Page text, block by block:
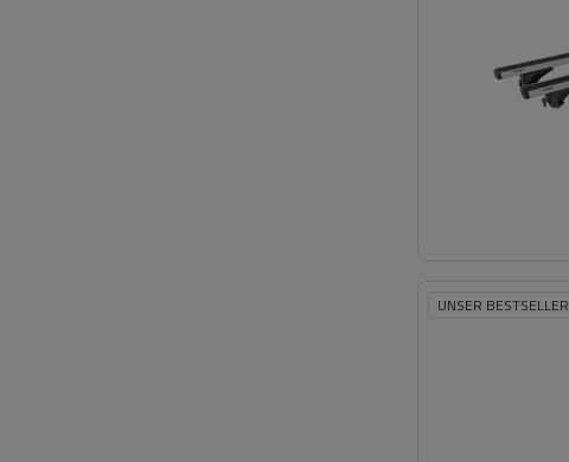
UNSER BESTSELLER